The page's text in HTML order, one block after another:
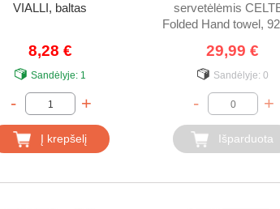
VIALLI, baltas
8,28 €
Sandėlyje:1
- +
Į krepšelį
servetėlėmis
Folded Hand towel,
29,99 €
Sandėlyje: 0
- +
Išparduota